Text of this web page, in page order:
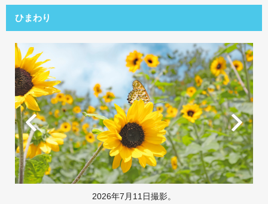
牧場で何ができる？
場内マップ
おすすめコース
団体プラン
採用情報
ひまわり
2026年7月11日撮影。